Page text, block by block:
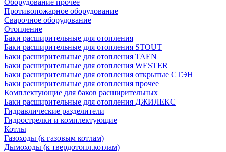
Оборудование прочее
Противопожарное оборудование
Сварочное оборудование
Отопление
Баки расширительные для отопления
Баки расширительные для отопления STOUT
Баки расширительные для отопления TAEN
Баки расширительные для отопления WESTER
Баки расширительные для отопления открытые СТЭН
Баки расширительные для отопления прочее
Комплектующие для баков расширительных
Баки расширительные для отопления ДЖИЛЕКС
Гидравлические разделители
Гидрострелки и комплектующие
Котлы
Газоходы (к газовым котлам)
Дымоходы (к твердотопл.котлам)